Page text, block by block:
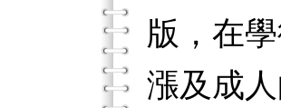
版，在
漲及成